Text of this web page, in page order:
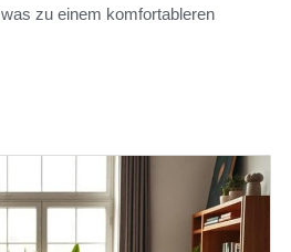
zu einem komfortableren